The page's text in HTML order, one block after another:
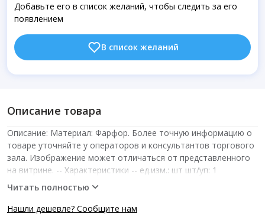
Добавьте его в список желаний, чтобы следить за его
появлением
В список желаний
Описание товара
Описание: Материал: Фарфор. Более точную информацию о
товаре уточняйте у операторов и консультантов торгового
зала. Изображение может отличаться от представленного
на витрине.­ -- Характеристики -- ед.изм.: шт шт/уп: 1
Читать полностью
Нашли дешевле? Сообщите нам